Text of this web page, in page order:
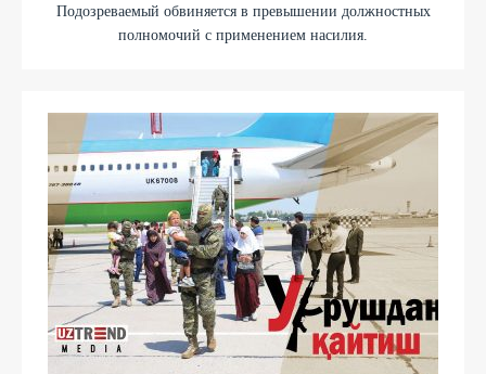
Подозреваемый обвиняется в превышении должностных
полномочий с применением насилия.